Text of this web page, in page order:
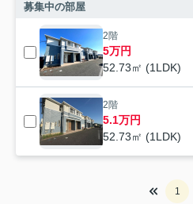
募集中の部屋
2階
5万円
52.73㎡ (1LDK)
2階
5.1万円
52.73㎡ (1LDK)
1